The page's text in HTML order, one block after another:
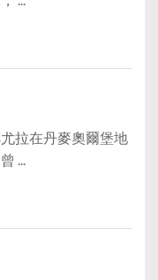
拉在丹麥奧爾堡地
...